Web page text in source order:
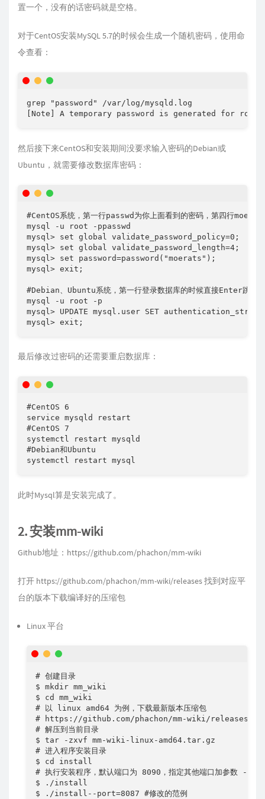
置一个，没有的话密码就是空格。
对于CentOS安装MySQL 5.7的时候会生成一个随机密码，使用命
令查看：
grep "password" /var/log/mysqld.log
[Note] A temporary password is generated for
然后接下来CentOS和安装期间没要求输入密码的Debian或
Ubuntu，就需要修改数据库密码：
#CentOS系统，第一行passwd为你上面看到的密码，第四行
mysql -u root -ppasswd
mysql> set global validate_password_policy=0;
mysql> set global validate_password_length=4;
mysql> set password=password("moerats");
mysql> exit;
#Debian、Ubuntu系统，第一行登录数据库的时候直接Enter跳过
mysql -u root -p
mysql> UPDATE mysql.user SET
mysql> exit;
最后修改过密码的还需要重启数据库：
#CentOS 6
service mysqld restart
#CentOS 7
systemctl restart mysqld
#Debian和Ubuntu
systemctl restart mysql
此时Mysql算是安装完成了。
2. 安装mm-wiki
Github地址： https://github.com/phachon/mm-wiki
打开 https://github.com/phachon/mm-wiki/releases找到对应平
台的版本下载编译好的压缩包
Linux 平台
# 创建目录
$ mkdir mm_wiki
$ cd mm_wiki
# 以 linux amd64 为例，下载最新版本压缩包
# https://github.com/phachon/mm-wiki/releases
# 解压到当前目录
$ tar -zxvf mm-wiki-linux-amd64.tar.gz
# 进入程序安装目录
$ cd install
# 执行安装程序，默认端口为 8090，指定其他端口加参数 --
$ ./install
$ ./install--port=8087 #修改的范例